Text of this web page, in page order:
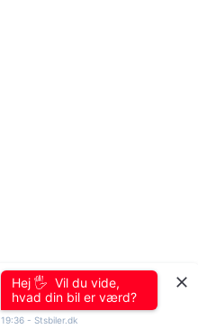
Hej 🖐 Vil du vide,
hvad din bil er værd?
19:36 - Stsbiler.dk